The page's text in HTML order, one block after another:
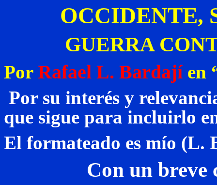
OCCIDENTE,
GUERRA
Por Rafael L. Bardajíen
Por su interés y
que sigue para incluirlo
El formateado es mío (L.
Con un